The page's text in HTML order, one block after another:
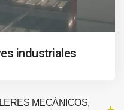
industriales
MECÁNICOS,